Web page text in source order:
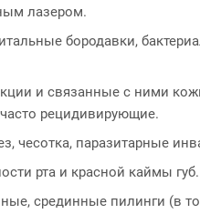
лазером.
бородавки,
и связанные с ними
рецидивирующие.
чесотка, паразитарные
рта и красной каймы губ.
срединные пилинги (в